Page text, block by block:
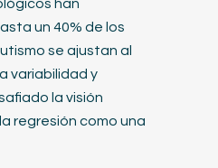
han
un 40% de los
se ajustan al
variabilidad y
la visión
regresión como una